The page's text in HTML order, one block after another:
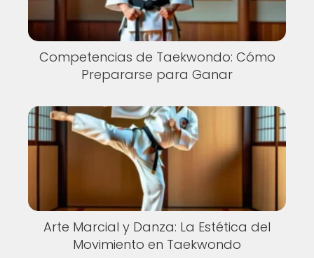
Competencias de Taekwondo: Cómo
Prepararse para Ganar
Arte Marcial y Danza: La Estética del
Movimiento en Taekwondo